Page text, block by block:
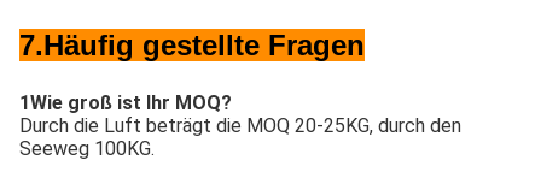
7.Häufig gestellte Fragen
1Wie groß ist Ihr MOQ?
Durch die Luft beträgt die MOQ 20-25KG, durch den
Seeweg 100KG.